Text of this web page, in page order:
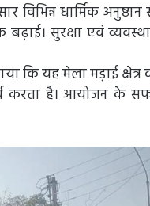
धार्मिक
सुरक्षा एवं
कि यह मेला मड़ाई क्षेत्र
करता है। आयोजन के